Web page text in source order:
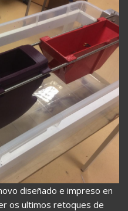
diseñado e impreso en
os ultimos retoques de